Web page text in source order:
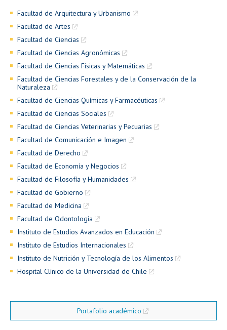
Facultad de Arquitectura y Urbanismo
Facultad de Artes
Facultad de Ciencias
Facultad de Ciencias Agronómicas
Facultad de Ciencias Físicas y Matemáticas
Facultad de Ciencias Forestales y de la Conservación de la
Naturaleza
Facultad de Ciencias Químicas y Farmacéuticas
Facultad de Ciencias Sociales
Facultad de Ciencias Veterinarias y Pecuarias
Facultad de Comunicación e Imagen
Facultad de Derecho
Facultad de Economía y Negocios
Facultad de Filosofía y Humanidades
Facultad de Gobierno
Facultad de Medicina
Facultad de Odontología
Instituto de Estudios Avanzados en Educación
Instituto de Estudios Internacionales
Instituto de Nutrición y Tecnología de los Alimentos
Hospital Clínico de la Universidad de Chile
Portafolio académico